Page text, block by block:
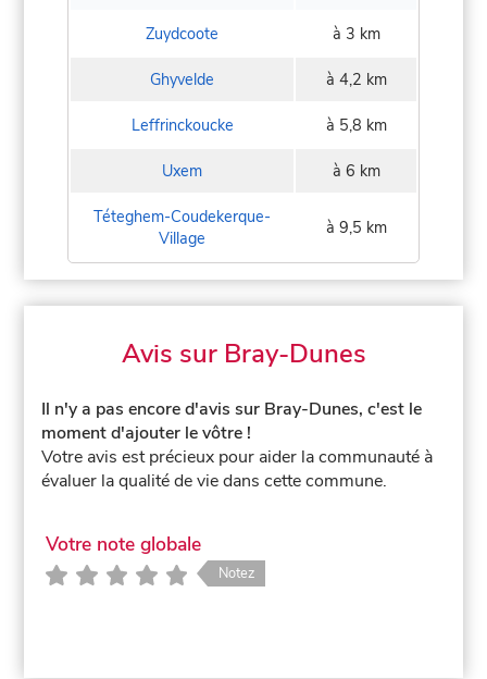
Zuydcoote à 3 km
Ghyvelde à 4,2 km
Leffrinckoucke à 5,8 km
Uxem à 6 km
Téteghem-Coudekerque-
Village
à 9,5 km
Avis sur Bray-Dunes
Il n'y a pas encore d'avis sur Bray-Dunes, c'est le
moment d'ajouter le vôtre !
Votre avis est précieux pour aider la communauté à
évaluer la qualité de vie dans cette commune.
Votre note globale
Notez